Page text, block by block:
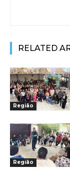
RELATED
Região
Região